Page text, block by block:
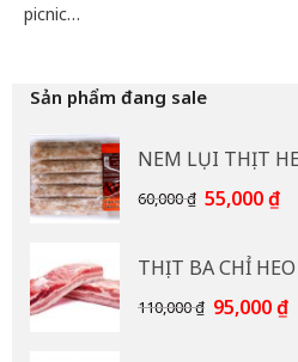
picnic…
Sản phẩm đang sale
NEM LỤI THỊT
60,000₫ Giá
60,000 ₫.
55,000₫Giá
là:
THỊT BA CHỈ
110,000₫ Giá
95,000₫